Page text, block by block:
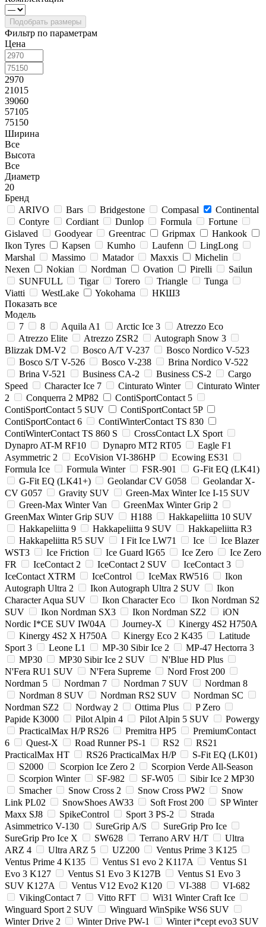
Фильтр по параметрам
Цена
2970
21015
39060
57105
75150
Ширина
Все
Высота
Все
Диаметр
20
Бренд
ARIVO
Bars Bridgestone Compasal
Continental
Contyre
Cordiant Dunlop Formula
Fortune
Gislaved
Goodyear Greentrac Gripmax
Hankook
Ikon Tyres
Kapsen Kumho Laufenn
LingLong
Marshal
Massimo Matador Maxxis
Michelin
Nexen
Nokian Nordman Ovation Pirelli
Sailun
SUNFULL
Tigar Torero Triangle
Tunga
Viatti
WestLake Yokohama
НКШЗ
Показать все
Модель
7
8 Aquila A1 Arctic Ice 3
Atrezzo Eco
Atrezzo Elite
Atrezzo ZSR2
Autograph Snow 3
Blizzak DM-V2
Bosco A/T V-237
Bosco Nordico V-523
Bosco S/T V-526
Bosco V-238
Brina Nordico V-522
Brina V-521
Business CA-2 Business CS-2
Cargo
Speed
Character Ice 7 Cinturato Winter
Cinturato Winter
2
Conquerra 2 MP82
ContiSportContact 5
ContiSportContact 5 SUV
ContiSportContact 5P
ContiSportContact 6
ContiWinterContact TS 830
ContiWinterContact TS 860 S
CrossContact LX Sport
Dynapro AT-M RF10
Dynapro MT2 RT05
Eagle F1
Asymmetric 2
EcoVision VI-386HP
Ecowing ES31
Formula Ice
Formula Winter FSR-901
G-Fit EQ (LK41)
G-Fit EQ (LK41+)
Geolandar CV G058
Geolandar X-
CV G057
Gravity SUV
Green-Max Winter Ice I-15 SUV
Green-Max Winter Van
GreenMax Winter Grip 2
GreenMax Winter Grip SUV
H188
Hakkapeliitta 10 SUV
Hakkapeliitta 9
Hakkapeliitta 9 SUV
Hakkapeliitta R3
Hakkapeliitta R5 SUV
I Fit Ice LW71 Ice
Ice Blazer
WST3
Ice Friction Ice Guard IG65 Ice Zero
Ice Zero
FR
IceContact 2 IceContact 2 SUV
IceContact 3
IceContact XTRM
IceControl IceMax RW516
Ikon
Autograph Ultra 2
Ikon Autograph Ultra 2 SUV
Ikon
Character Aqua SUV
Ikon Character Eco
Ikon Nordman S2
SUV
Ikon Nordman SX3 Ikon Nordman SZ2
iON
Nordic I*CE SUV IW04A
Journey-X
Kinergy 4S2 H750A
Kinergy 4S2 X H750A
Kinergy Eco 2 K435
Latitude
Sport 3
Leone L1 MP-30 Sibir Ice 2
MP-47 Hectorra 3
MP30
MP30 Sibir Ice 2 SUV
N'Blue HD Plus
N'Fera RU1 SUV
N'Fera Supreme
Nord Frost 200
Nordman 5
Nordman 7 Nordman 7 SUV
Nordman 8
Nordman 8 SUV
Nordman RS2 SUV
Nordman SC
Nordman SZ2
Nordway 2 Ottima Plus
P Zero
Papide K3000
Pilot Alpin 4 Pilot Alpin 5 SUV
Powergy
PracticalMax H/P RS26
Premitra HP5
PremiumContact
6
Quest-X Road Runner PS-1 RS2
RS21
PracticalMax HT
RS26 PracticalMax H/P
S-Fit EQ (LK01)
S2000
Scorpion Ice Zero 2
Scorpion Verde All-Season
Scorpion Winter
SF-982 SF-W05
Sibir Ice 2 MP30
Smacher
Snow Cross 2 Snow Cross PW2
Snow
Link PL02
SnowShoes AW33 Soft Frost 200
SP Winter
Maxx SJ8
SpikeControl Sport 3 PS-2
Strada
Asimmetrico V-130
SureGrip A/S
SureGrip Pro Ice
SureGrip Pro Ice X
SW628 Terrano ARV H/T
Ultra
ARZ 4
Ultra ARZ 5 UZ200
Ventus Prime 3 K125
Ventus Prime 4 K135
Ventus S1 evo 2 K117A
Ventus S1
Evo 3 K127
Ventus S1 Evo 3 K127B
Ventus S1 Evo 3
SUV K127A
Ventus V12 Evo2 K120 VI-388
VI-682
VikingContact 7
Vitto RFT
Wi31 Winter Craft Ice
Winguard Sport 2 SUV
Winguard WinSpike WS6 SUV
Winter Drive 2
Winter Drive PW-1
Winter i*cept evo3 SUV